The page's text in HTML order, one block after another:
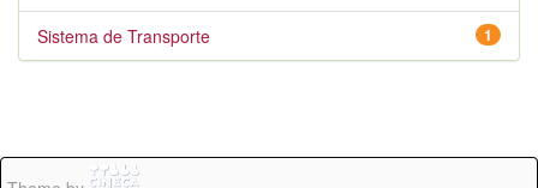
1
Sistema de Transporte